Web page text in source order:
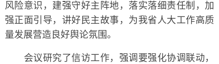
风险意识，建强守好主阵地，落实落细责任制，加
强正面引导，讲好民主故事，为我省人大工作高质
量发展营造良好舆论氛围。
会议研究了信访工作，强调要强化协调联动，